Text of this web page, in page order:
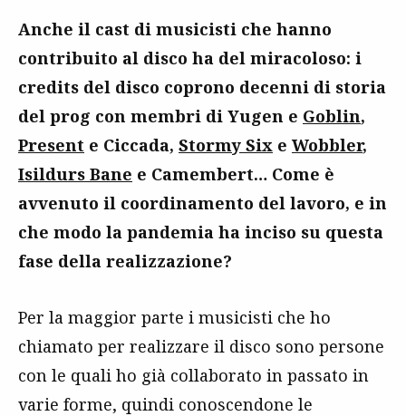
Anche il cast di musicisti che hanno
contribuito al disco ha del miracoloso: i
credits del disco coprono decenni di storia
del prog con membri di Yugen e Goblin,
Present e Ciccada, Stormy Six e Wobbler,
Isildurs Bane e Camembert… Come è
avvenuto il coordinamento del lavoro, e in
che modo la pandemia ha inciso su questa
fase della realizzazione?
Per la maggior parte i musicisti che ho
chiamato per realizzare il disco sono persone
con le quali ho già collaborato in passato in
varie forme, quindi conoscendone le